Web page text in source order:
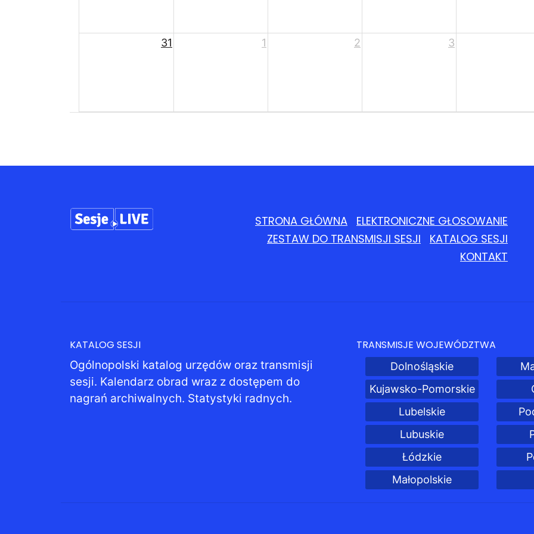
31 1 2 3
STRONA GŁÓWNA
ELEKTRONICZNE GŁOSOWANIE
ZESTAW DO TRANSMISJI SESJI
KATALOG SESJI
KONTAKT
KATALOG SESJI
Ogólnopolski katalog urzędów oraz transmisji
sesji. Kalendarz obrad wraz z dostępem do
nagrań archiwalnych. Statystyki radnych.
TRANSMISJE WOJEWÓDZTWA
Dolnośląskie
Kujawsko-Pomorskie
Lubelskie
Lubuskie
Łódzkie
Małopolskie